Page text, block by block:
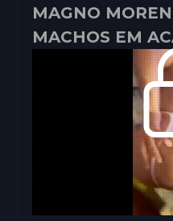
MAGNO
MACHOS EM